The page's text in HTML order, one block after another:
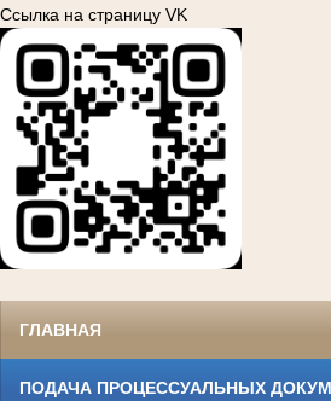
Ссылка на страницу VK
ГЛАВНАЯ
ПОДАЧА ПРОЦЕССУАЛЬНЫХ